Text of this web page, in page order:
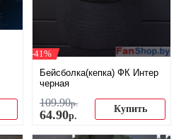
-41%
Бейсболка(кепка) ФК Интер
черная
109.90р.
64.90р.
Купить